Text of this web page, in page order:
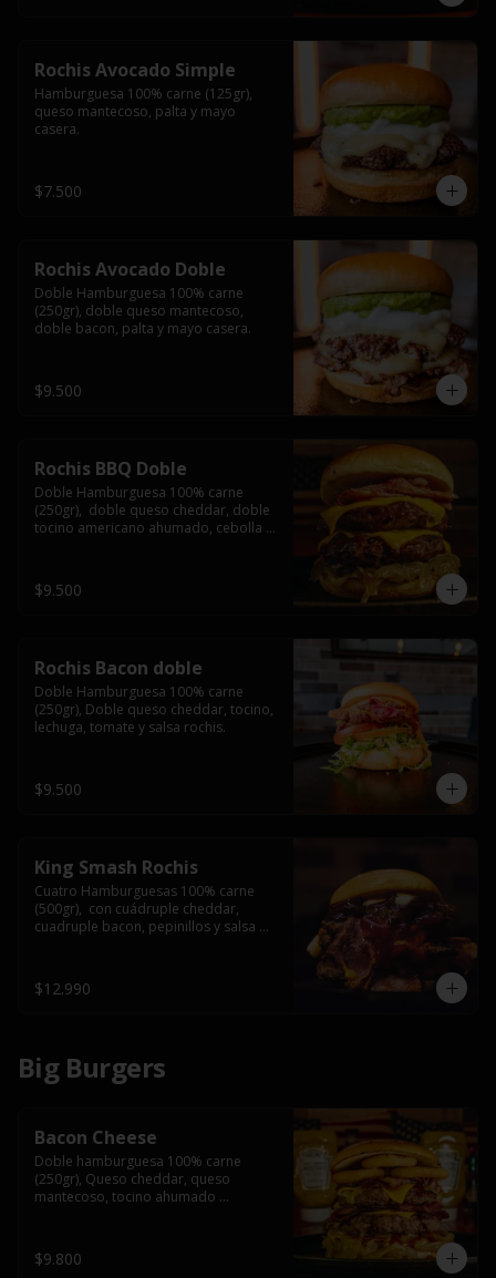
Rochis Avocado Simple
Hamburguesa 100% carne (125gr),
queso mantecoso, palta y mayo
casera.
$7.500
Rochis Avocado Doble
Doble Hamburguesa 100% carne
(250gr), doble queso mantecoso,
doble bacon, palta y mayo casera.
$9.500
Rochis BBQ Doble
Doble Hamburguesa 100% carne
(250gr),  doble queso cheddar, doble
tocino americano ahumado, cebolla
$9.500
Rochis Bacon doble
Doble Hamburguesa 100% carne
(250gr), Doble queso cheddar, tocino,
lechuga, tomate y salsa rochis.
$9.500
King Smash Rochis
Cuatro Hamburguesas 100% carne
(500gr),  con cuádruple cheddar,
cuadruple bacon, pepinillos y salsa
$12.990
Big Burgers
Bacon Cheese
Doble hamburguesa 100% carne
(250gr), Queso cheddar, queso
mantecoso, tocino ahumado
brioche y acompañado de papas
fritas.
$9.800